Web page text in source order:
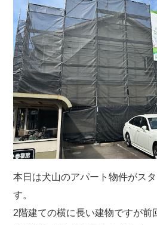
本日は犬山のアパート物件がス
2階建ての横に長い建物ですが前